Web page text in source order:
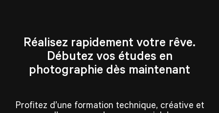
Réalisez rapidement votre rêve.
Débutez vos études en
photographie dès maintenant
Profitez d’une formation technique, créative et